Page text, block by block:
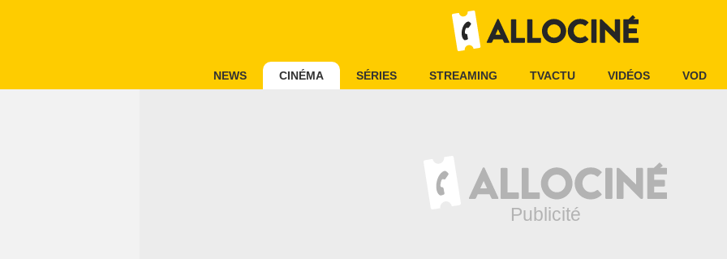
NEWS CINÉMA SÉRIES STREAMING TVACTU VIDÉOS VOD